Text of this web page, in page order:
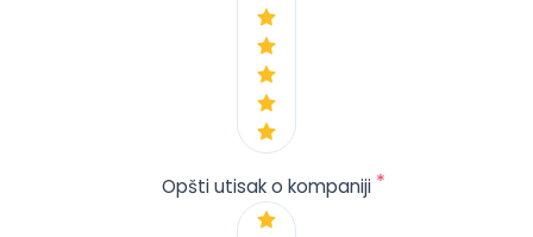
Opšti utisak o kompaniji *